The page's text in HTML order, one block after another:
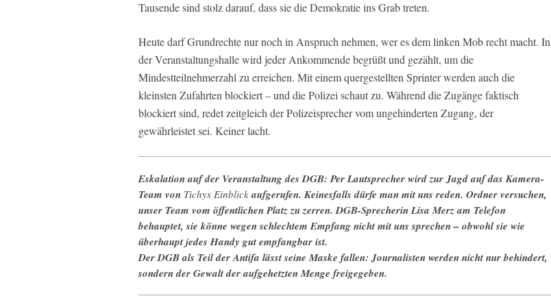
Tausende sind stolz darauf, dass sie die Demokratie ins Grab treten.
Heute darf Grundrechte nur noch in Anspruch nehmen, wer es dem linken Mob recht macht. In
der Veranstaltungshalle wird jeder Ankommende begrüßt und gezählt, um die
Mindestteilnehmerzahl zu erreichen. Mit einem quergestellten Sprinter werden auch die
kleinsten Zufahrten blockiert – und die Polizei schaut zu. Während die Zugänge faktisch
blockiert sind, redet zeitgleich der Polizeisprecher vom ungehinderten Zugang, der
gewährleistet sei. Keiner lacht.
Eskalation auf der Veranstaltung des DGB: Per Lautsprecher wird zur Jagd auf das Kamera-
Team von Tichys Einblickaufgerufen. Keinesfalls dürfe man mit uns reden. Ordner versuchen,
unser Team vom öffentlichen Platz zu zerren. DGB-Sprecherin Lisa Merz am Telefon
behauptet, sie könne wegen schlechtem Empfang nicht mit uns sprechen – obwohl sie wie
überhaupt jedes Handy gut empfangbar ist.
Der DGB als Teil der Antifa lässt seine Maske fallen: Journalisten werden nicht nur behindert,
sondern der Gewalt der aufgehetzten Menge freigegeben.